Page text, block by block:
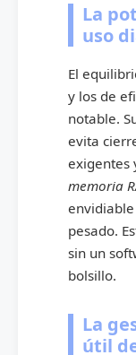
La
uso
El
y los de
notable.
evita
exigentes
memoria
pesado.
sin un
bolsillo.
La
útil